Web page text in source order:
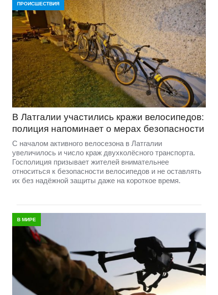
ПРОИСШЕСТВИЯ
В Латгалии участились кражи велосипедов:
полиция напоминает о мерах безопасности
С началом активного велосезона в Латгалии
увеличилось и число краж двухколёсного транспорта.
Госполиция призывает жителей внимательнее
относиться к безопасности велосипедов и не оставлять
их без надёжной защиты даже на короткое время.
В МИРЕ